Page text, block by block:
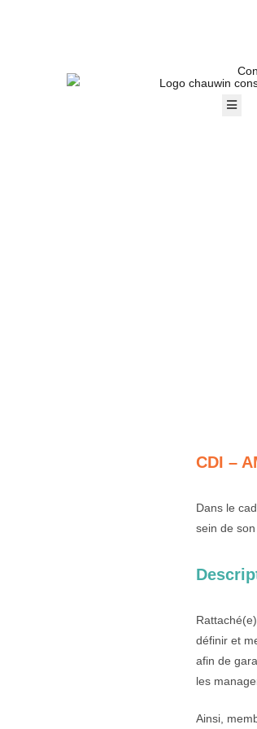
CDI –
Dans le
sein de
définir et
afin de
les
Ainsi,